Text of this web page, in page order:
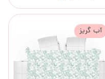
آب گریز